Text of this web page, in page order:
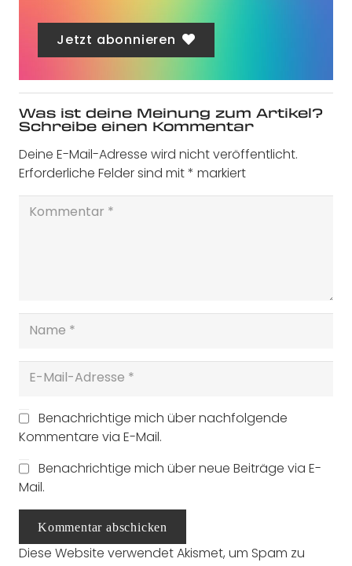
Jetzt abonnieren
Was ist deine Meinung zum Artikel?
Schreibe einen Kommentar
Deine E-Mail-Adresse wird nicht veröffentlicht.
Erforderliche Felder sind mit* markiert
Benachrichtige mich über nachfolgende
Kommentare via E-Mail.
Benachrichtige mich über neue Beiträge via E-
Mail.
Kommentar abschicken
Diese Website verwendet Akismet, um Spam zu